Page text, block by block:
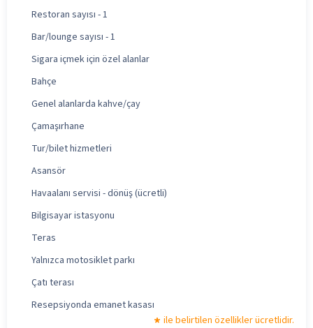
Restoran sayısı - 1
Bar/lounge sayısı - 1
Sigara içmek için özel alanlar
Bahçe
Genel alanlarda kahve/çay
Çamaşırhane
Tur/bilet hizmetleri
Asansör
Havaalanı servisi - dönüş (ücretli)
Bilgisayar istasyonu
Teras
Yalnızca motosiklet parkı
Çatı terası
Resepsiyonda emanet kasası
ile belirtilen özellikler ücretlidir.